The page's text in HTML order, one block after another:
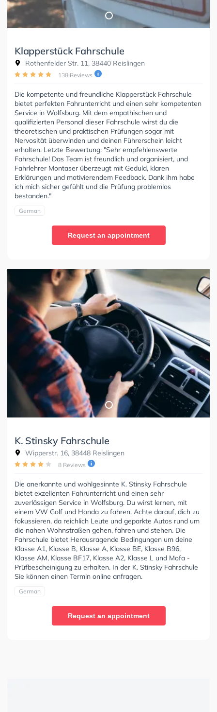
Klapperstück Fahrschule
Rothenfelder Str. 11, 38440 Reislingen
138 Reviews
Die kompetente und freundliche Klapperstück Fahrschule
bietet perfekten Fahrunterricht und einen sehr kompetenten
Service in Wolfsburg. Mit dem empathischen und
qualifizierten Personal dieser Fahrschule wirst du die
theoretischen und praktischen Prüfungen sogar mit
Nervosität überwinden und deinen Führerschein leicht
erhalten. Letzte Bewertung: "Sehr empfehlenswerte
Fahrschule! Das Team ist freundlich und organisiert, und
Fahrlehrer Montaser überzeugt mit Geduld, klaren
Erklärungen und motivierendem Feedback. Dank ihm habe
ich mich sicher gefühlt und die Prüfung problemlos
bestanden."
German
Request an appointment
K. Stinsky Fahrschule
Wipperstr. 16, 38448 Reislingen
8 Reviews
Die anerkannte und wohlgesinnte K. Stinsky Fahrschule
bietet exzellenten Fahrunterricht und einen sehr
zuverlässigen Service in Wolfsburg. Du wirst lernen, mit
einem VW Golf und Honda zu fahren. Achte darauf, dich zu
fokussieren, da reichlich Leute und geparkte Autos rund um
die nahen Wohnstraßen gehen, fahren und stehen. Die
Fahrschule bietet Herausragende Bedingungen um deine
Klasse A1, Klasse B, Klasse A, Klasse BE, Klasse B96,
Klasse AM, Klasse BF17, Klasse A2, Klasse L und Mofa -
Prüfbescheinigung zu erhalten. In der K. Stinsky Fahrschule
Sie können einen Termin online anfragen.
German
Request an appointment